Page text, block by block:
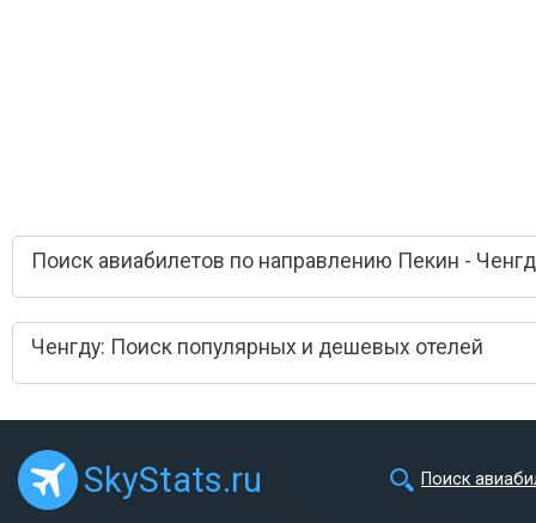
Поиск авиабилетов по направлению Пекин -
Ченгду: Поиск популярных и дешевых отелей
SkyStats.ru Поиск